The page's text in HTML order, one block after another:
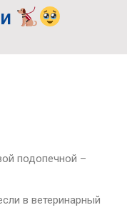
подопечной –
в ветеринарный